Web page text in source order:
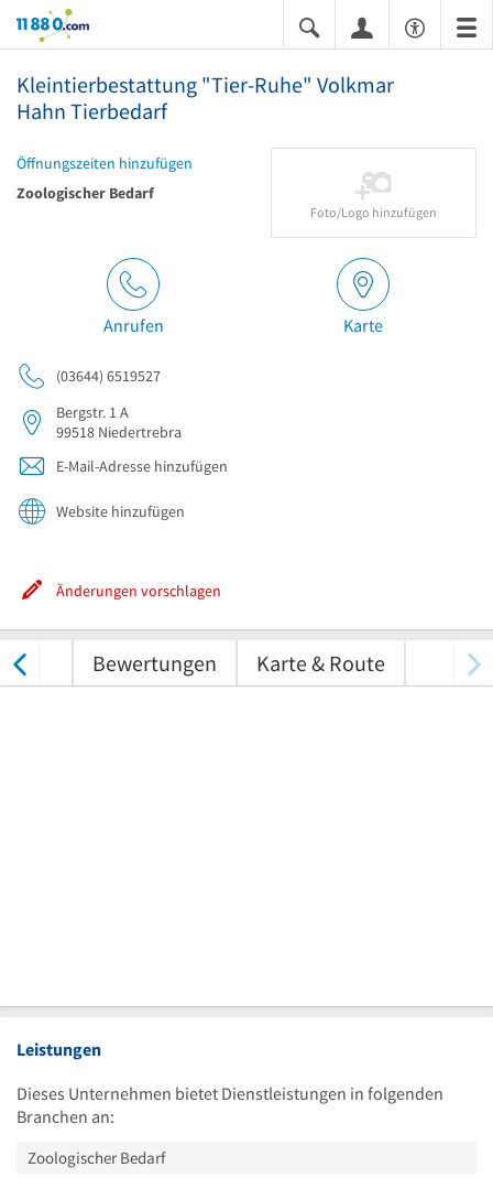
11880.com
Kleintierbestattung "Tier-Ruhe" Volkmar
Hahn Tierbedarf
Öffnungszeiten hinzufügen
Zoologischer Bedarf
Foto/Logo hinzufügen
Anrufen Karte
(03644) 6519527
Bergstr. 1 A
99518 Niedertrebra
E-Mail-Adresse hinzufügen
Website hinzufügen
Änderungen vorschlagen
Bewertungen Karte & Route
Leistungen
Dieses Unternehmen bietet Dienstleistungen in folgenden
Branchen an:
Zoologischer Bedarf